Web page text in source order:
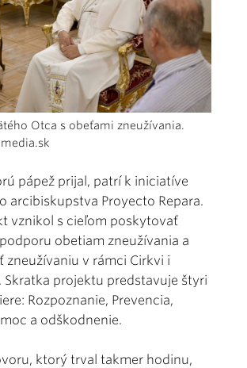
Otca s obeťami zneužívania.
pápež prijal, patrí k iniciatíve
arcibiskupstva Proyecto Repara.
vznikol s cieľom poskytovať
obetiam zneužívania a
zneužívaniu v rámci Cirkvi i
Skratka projektu predstavuje štyri
Rozpoznanie, Prevencia,
a odškodnenie.
ktorý trval takmer hodinu,